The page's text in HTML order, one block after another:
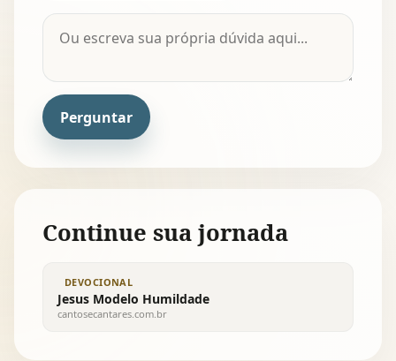
Perguntar
Continue sua jornada
DEVOCIONAL
Jesus Modelo Humildade
cantosecantares.com.br